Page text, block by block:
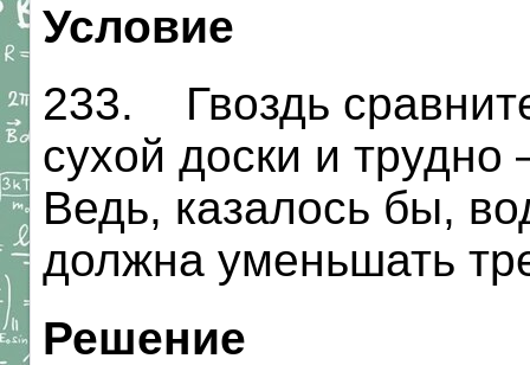
Условие
233. Гвоздь
сухой доски и
Ведь, казалось бы,
должна уменьшать
Решение